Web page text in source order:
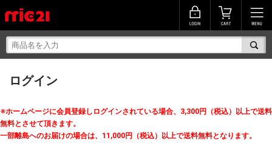
ログイン
※ホームページに会員登録しログインされている場合、3,300円（税込）以上で送料
無料とさせて頂きます。
一部離島へのお届けの場合は、11,000円（税込）以上で送料無料となります。